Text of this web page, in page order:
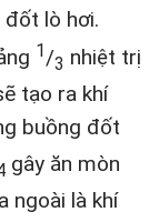
đốt lò hơi.
1/3 nhiệt trị
tạo ra khí
buồng đốt
gây ăn mòn
ngoài là khí